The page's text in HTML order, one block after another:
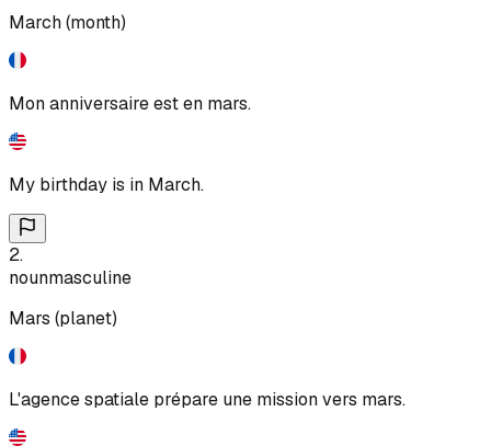
March (month)
Mon anniversaire est en mars.
My birthday is in March.
2.
nounmasculine
Mars (planet)
L'agence spatiale prépare une mission vers mars.